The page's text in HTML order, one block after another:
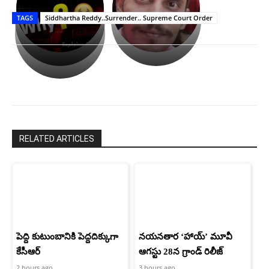
తీర్థం..తులసీదళం
లేకుండా
అసంపూర్ణం
పాన్
ఇండియా
స్టార్
హీరోయిన్‏గా
శ్రీనిధి
భర్తపై
రివెంజ్
తీర్చుకున్న
ఉపాసన..
పాపం
రామ్
TAGS Siddhartha Reddy..Surrender.. Supreme Court Order
RELATED ARTICLES
పెద్ది కుటుంబానికి పెద్దదిక్కుగా
కేసీఆర్
నయనతార ‘హాయ్’ మూవీ
ఆగస్టు 28న గ్రాండ్ రిలీజ్